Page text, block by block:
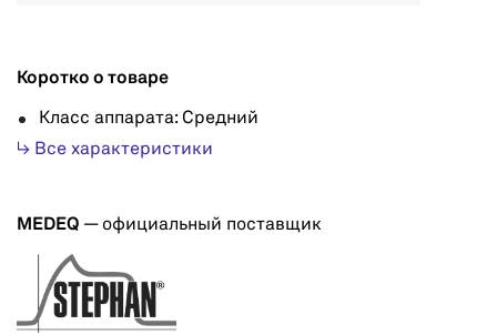
Коротко о товаре
Класс аппарата: Средний
↳ Все характеристики
MEDEQ — официальный поставщик